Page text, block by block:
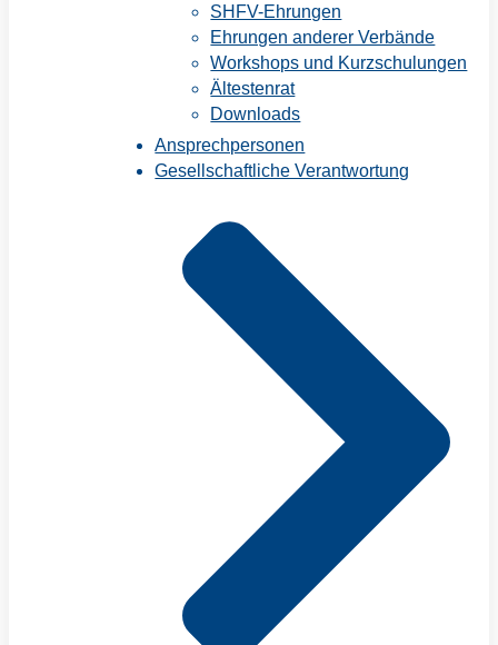
SHFV-Ehrungen
Ehrungen anderer Verbände
Workshops und Kurzschulungen
Ältestenrat
Downloads
Ansprechpersonen
Gesellschaftliche Verantwortung